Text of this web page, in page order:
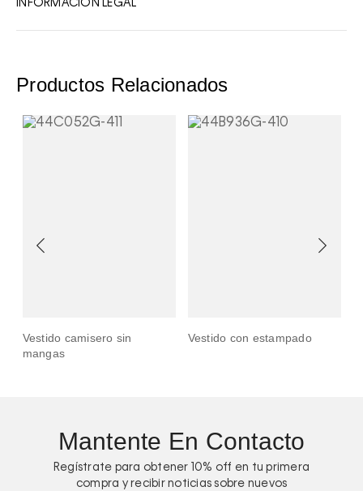
9
INFORMACIÓN LEGAL
Productos Relacionados
Vestido camisero sin
mangas
Vestido con estampado
Mantente En Contacto
Regístrate para obtener 10% off en tu primera
compra y recibir noticias sobre nuevos